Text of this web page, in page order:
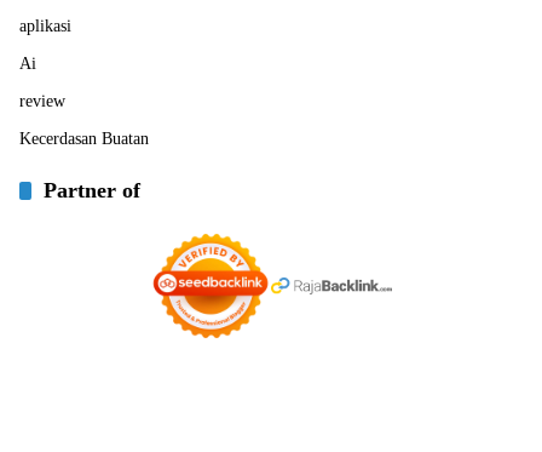
aplikasi
Ai
review
Kecerdasan Buatan
Partner of